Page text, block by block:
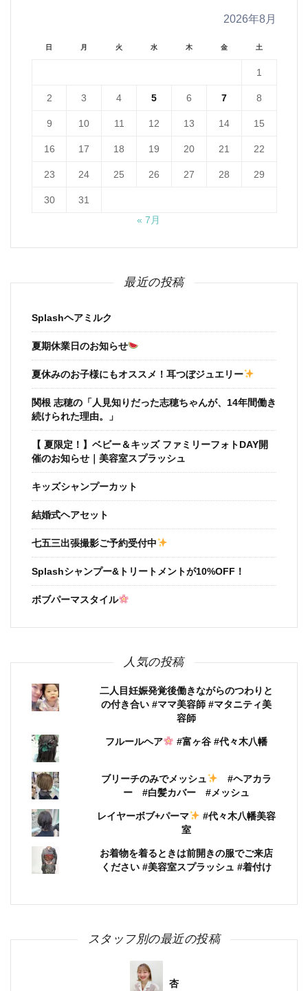
2026年8月
日 月 火 水 木 金 土
1
2 3 4 5 6 7 8
9 10 11 12 13 14 15
16 17 18 19 20 21 22
23 24 25 26 27 28 29
30
31
« 7月
最近の投稿
Splashヘアミルク
夏期休業日のお知らせ
夏休みのお子様にもオススメ！耳つぼジュエリー
関根 志穂の「人見知りだった志穂ちゃんが、14年間働き
続けられた理由。」
【 夏限定！】ベビー＆キッズ ファミリーフォトDAY開
催のお知らせ｜美容室スプラッシュ
キッズシャンプーカット
結婚式ヘアセット
七五三出張撮影ご予約受付中
Splashシャンプー&トリートメントが10%OFF！
ボブパーマスタイル
人気の投稿
二人目妊娠発覚後働きながらのつわりと
の付き合い #ママ美容師 #マタニティ美
容師
フルールヘア #富ヶ谷 #代々木八幡
ブリーチのみでメッシュ
#ヘアカラ
ー #白髪カバー #メッシュ
レイヤーボブ+パーマ
#代々木八幡美容
室
お着物を着るときは前開きの服でご来店
ください #美容室スプラッシュ #着付け
スタッフ別の最近の投稿
杏